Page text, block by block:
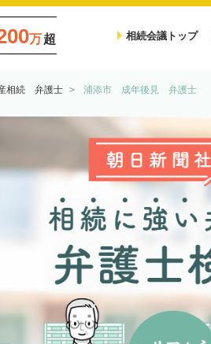
万超 相続会議トップ
相続 弁護士 浦添市 成年後見 弁護士